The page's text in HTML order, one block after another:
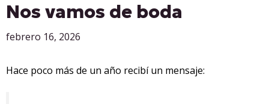
Nos vamos de boda
febrero 16, 2026
Hace poco más de un año recibí un mensaje: